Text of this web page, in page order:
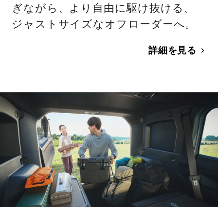
ぎながら、より自由に駆け抜ける、
ジャストサイズなオフローダーへ。
詳細を見る